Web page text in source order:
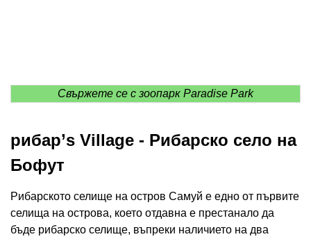
Свържете се с зоопарк Paradise Park
рибар’s Village - Рибарско село на
Бофут
Рибарското селище на остров Самуй е едно от първите
селища на острова, което отдавна е престанало да
бъде рибарско селище, въпреки наличието на два